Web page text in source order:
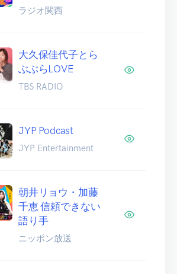
ラジオ関西
大久保佳代子とら
ぶぶらLOVE
TBS RADIO
JYP Podcast
JYP Entertainment
朝井リョウ・加藤
千恵 信頼できない
語り手
ニッポン放送